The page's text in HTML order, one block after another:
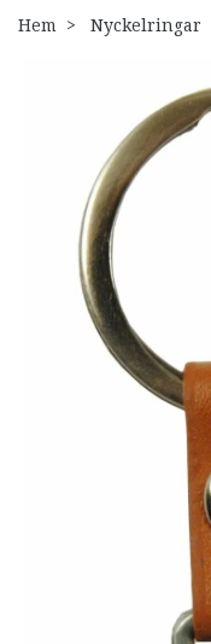
Hem Nyckelringar